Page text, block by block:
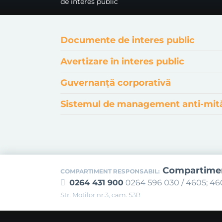
Documente de interes public
Avertizare în interes public
Guvernanță corporativă
Sistemul de management anti-
COMPARTIMENT RESPONSABIL:
0264 431 900 0264 596 030 / 4605;
Str. Moţilor nr.3, cam. 53B